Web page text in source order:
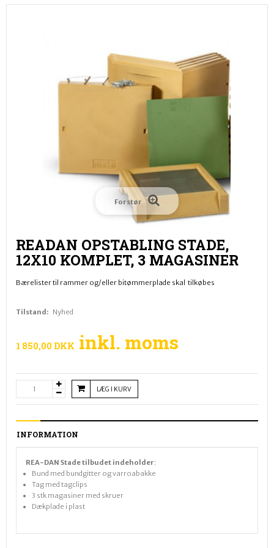
Forstør
READAN OPSTABLING STADE,
12X10 KOMPLET, 3 MAGASINER
Bærelister til rammer og/eller bitømmerplade skal tilkøbes
Tilstand: Nyhed
1 850,00 DKK inkl. moms
LÆG I KURV
INFORMATION
REA-DAN Stade tilbudet indeholder:
Bund med bundgitter og varroabakke
Tag med tagclips
3 stk magasiner med skruer
Dækplade i plast